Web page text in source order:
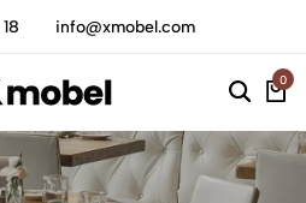
info@xmobel.com
0